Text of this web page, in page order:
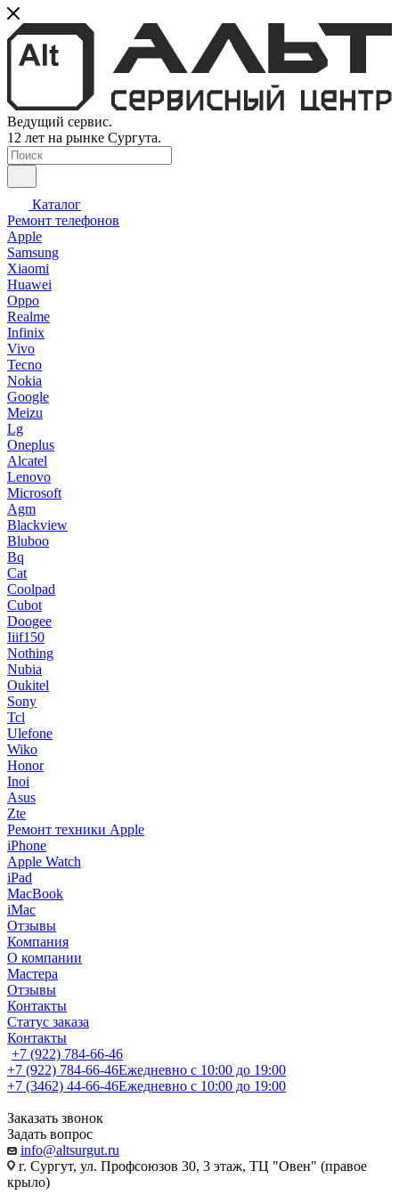
Ведущий сервис.
12 лет на рынке Сургута.
Каталог
Ремонт телефонов
Apple
Samsung
Xiaomi
Huawei
Oppo
Realme
Infinix
Vivo
Tecno
Nokia
Google
Meizu
Lg
Oneplus
Alcatel
Lenovo
Microsoft
Agm
Blackview
Bluboo
Bq
Cat
Coolpad
Cubot
Doogee
Iiif150
Nothing
Nubia
Oukitel
Sony
Tcl
Ulefone
Wiko
Honor
Inoi
Asus
Zte
Ремонт техники Apple
iPhone
Apple Watch
iPad
MacBook
iMac
Отзывы
Компания
О компании
Мастера
Отзывы
Контакты
Статус заказа
Контакты
+7 (922) 784-66-46
+7 (922) 784-66-46Ежедневно с 10:00 до 19:00
+7 (3462) 44-66-46Ежедневно с 10:00 до 19:00
Заказать звонок
Задать вопрос
info@altsurgut.ru
г. Сургут, ул. Профсоюзов 30, 3 этаж, ТЦ "Овен" (правое
крыло)